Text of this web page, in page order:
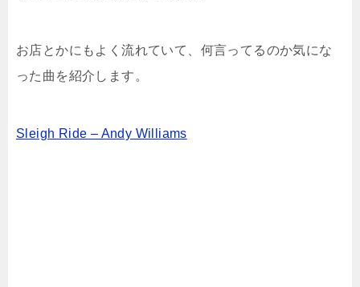
お店とかにもよく流れていて、何言ってるのか気にな
った曲を紹介します。
Sleigh Ride – Andy Williams